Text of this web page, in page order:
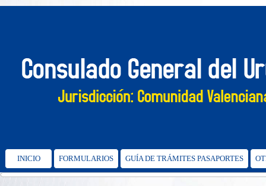
INICIO FORMULARIOS GUÍA DE TRÁMITES PASAPORTES